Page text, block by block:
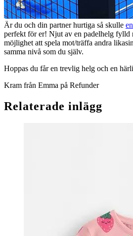
Är du och din partner hurtiga så skulle
perfekt för er! Njut av en padelhelg fylld
möjlighet att spela mot/träffa andra
samma nivå som du själv.
Hoppas du får en trevlig helg och en
Kram från Emma på Refunder
Relaterade inlägg